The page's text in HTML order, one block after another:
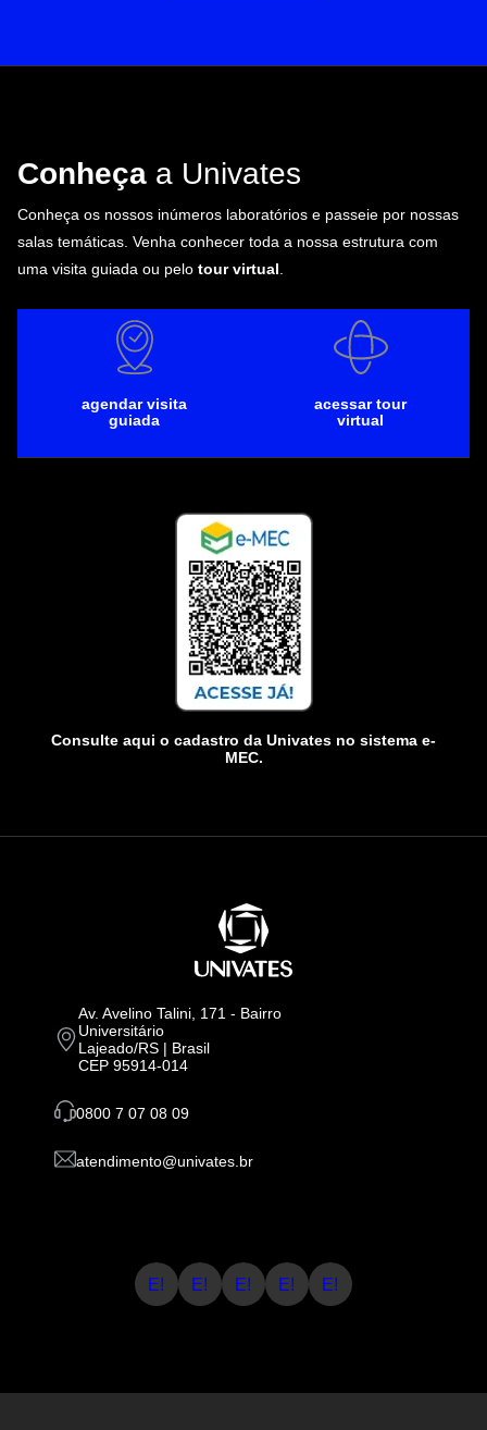
Conheça a Univates
Conheça os nossos inúmeros laboratórios e passeie por nossas
salas temáticas. Venha conhecer toda a nossa estrutura com
uma visita guiada ou pelo tour virtual
agendar visita
guiada
acessar tour
virtual
Consulte aqui o cadastro da Univates no sistema e-
MEC.
Av. Avelino Talini, 171 - Bairro
Universitário
Lajeado/RS | Brasil
CEP 95914-014
0800 7 07 08 09
atendimento@univates.br
E! E! E! E! E!